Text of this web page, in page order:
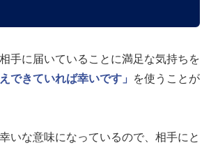
手に届いていることに満足な気持ちを
えできていれば幸いです」
を使うことが
いな意味になっているので、相手にと